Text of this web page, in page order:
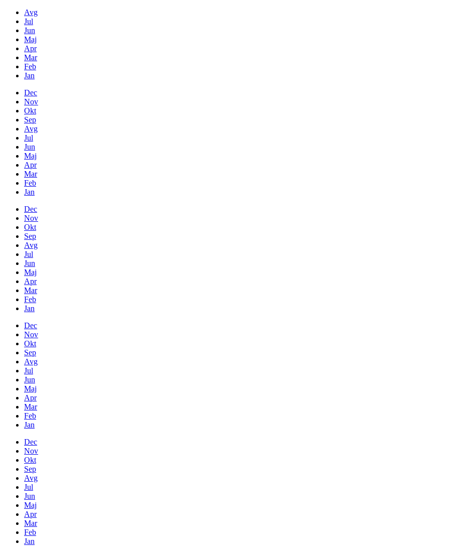
Avg
Jul
Jun
Maj
Apr
Mar
Feb
Jan
Dec
Nov
Okt
Sep
Avg
Jul
Jun
Maj
Apr
Mar
Feb
Jan
Dec
Nov
Okt
Sep
Avg
Jul
Jun
Maj
Apr
Mar
Feb
Jan
Dec
Nov
Okt
Sep
Avg
Jul
Jun
Maj
Apr
Mar
Feb
Jan
Dec
Nov
Okt
Sep
Avg
Jul
Jun
Maj
Apr
Mar
Feb
Jan